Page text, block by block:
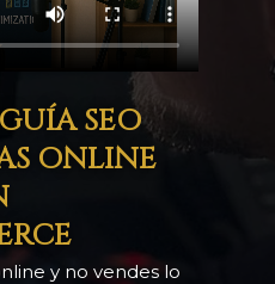
SEO
ONLINE
y no vendes lo